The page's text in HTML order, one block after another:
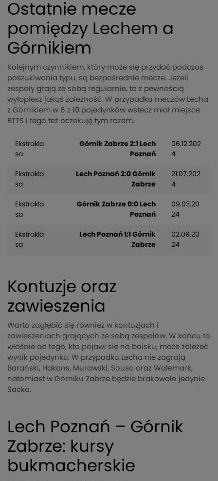
Ostatnie mecze
pomiędzy Lechem a
Górnikiem
Kolejnym czynnikiem, który może się przydać podczas
poszukiwania typu, są bezpośrednie mecze. Jeżeli
zespoły grają ze sobą regularnie, to z pewnością
wyłapiesz jakąś zależność. W przypadku meczów Lecha
z Górnikiem w 6 z 10 pojedynków wstecz miał miejsce
BTTS i tego też oczekuję tym razem.
Ekstrakla
sa
Górnik Zabrze 2:1 Lech
Poznań
06.12.202
4
Ekstrakla
sa
Lech Poznań 2:0 Górnik
Zabrze
21.07.202
4
Ekstrakla
sa
Górnik Zabrze 0:0 Lech
Poznań
09.03.20
24
Ekstrakla
sa
Lech Poznań 1:1 Górnik
Zabrze
02.09.20
24
Kontuzje oraz
zawieszenia
Warto zagłębić się również w kontuzjach i
zawieszeniach grających ze sobą zespołów. W końcu to
właśnie od tego, kto pojawi się na boisku, może zależeć
wynik pojedynku. W przypadku Lecha nie zagrają
Barański, Hakans, Murawski, Sousa oraz Walemark,
natomiast w Górniku Zabrze będzie brakowało jedynie
Sacka.
Lech Poznań – Górnik
Zabrze: kursy
bukmacherskie